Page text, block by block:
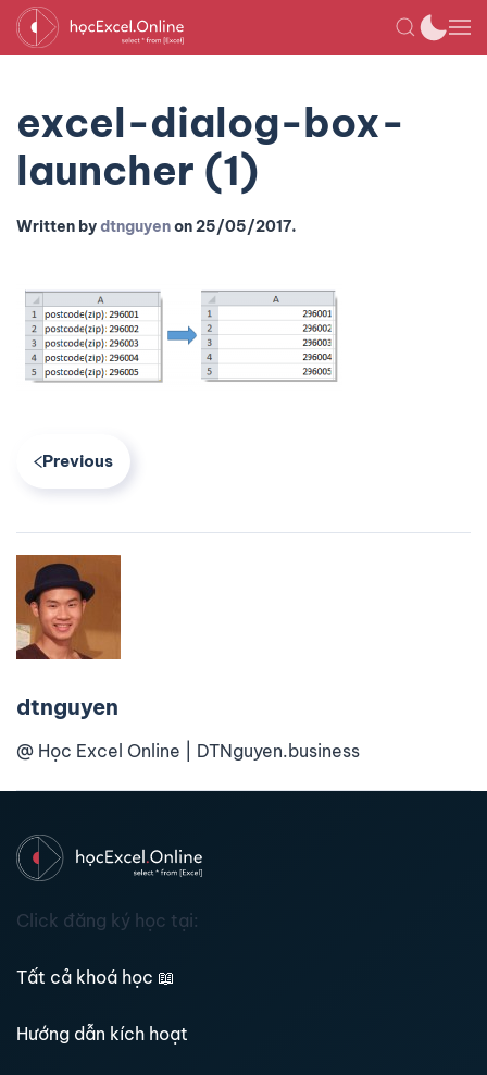
excel-dialog-box-
launcher (1)
Written bydtnguyenon25/05/2017.
Previous
dtnguyen
@ Học Excel Online | DTNguyen.business
Click đăng ký học tại:
Tất cả khoá học 📖
Hướng dẫn kích hoạt